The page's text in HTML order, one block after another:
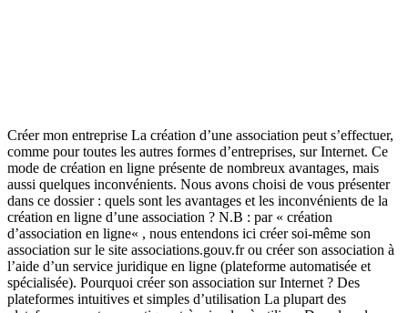
Créer mon entreprise La création d’une association peut s’effectuer,
comme pour toutes les autres formes d’entreprises, sur Internet. Ce
mode de création en ligne présente de nombreux avantages, mais
aussi quelques inconvénients. Nous avons choisi de vous présenter
dans ce dossier : quels sont les avantages et les inconvénients de la
création en ligne d’une association ? N.B : par « création
d’association en ligne« , nous entendons ici créer soi-même son
association sur le site associations.gouv.fr ou créer son association à
l’aide d’un service juridique en ligne (plateforme automatisée et
spécialisée). Pourquoi créer son association sur Internet ? Des
plateformes intuitives et simples d’utilisation La plupart des